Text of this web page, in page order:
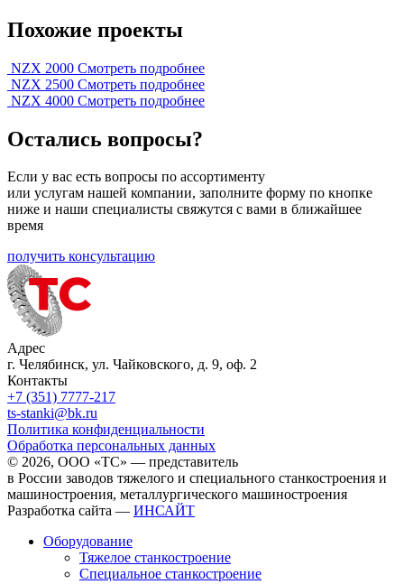
Похожие проекты
NZX 2000 Смотреть подробнее
NZX 2500 Смотреть подробнее
NZX 4000 Смотреть подробнее
Остались вопросы?
Если у вас есть вопросы по ассортименту
или услугам нашей компании, заполните форму по кнопке
ниже и наши специалисты свяжутся с вами в ближайшее
время
получить консультацию
Адрес
г. Челябинск, ул. Чайковского, д. 9, оф. 2
Контакты
+7 (351) 7777-217
ts-stanki@bk.ru
Политика конфиденциальности
Обработка персональных данных
© 2026, ООО «ТС» — представитель
в России заводов тяжелого и специального станкостроения и
машиностроения, металлургического машиностроения
Разработка сайта — ИНСАЙТ
Оборудование
Тяжелое станкостроение
Специальное станкостроение